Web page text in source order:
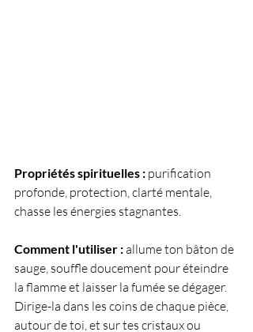
Propriétés spirituelles : purification
profonde, protection, clarté mentale,
chasse les énergies stagnantes.
Comment l'utiliser : allume ton bâton de
sauge, souffle doucement pour éteindre
la flamme et laisser la fumée se dégager.
Dirige-la dans les coins de chaque pièce,
autour de toi, et sur tes cristaux ou